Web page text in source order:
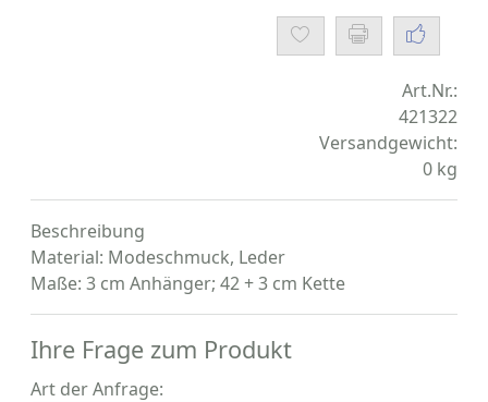
Art.Nr.:
421322
Versandgewicht:
0 kg
Beschreibung
Material: Modeschmuck, Leder
Maße: 3 cm Anhänger; 42 + 3 cm Kette
Ihre Frage zum Produkt
Art der Anfrage: